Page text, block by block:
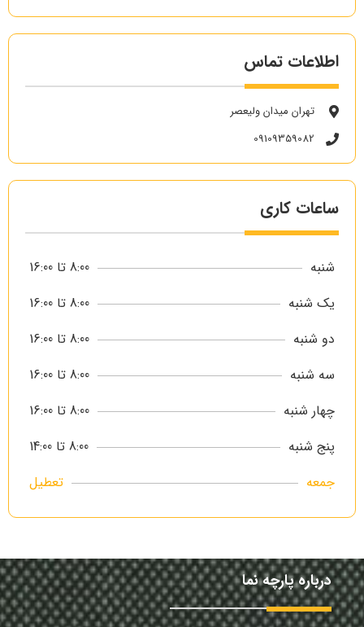
اطلاعات تماس
تهران میدان ولیعصر
09109359082
ساعات کاری
شنبه
8:00 تا 16:00
یک شنبه
8:00 تا 16:00
دو شنبه
8:00 تا 16:00
سه شنبه
8:00 تا 16:00
چهار شنبه
8:00 تا 16:00
پنج شنبه
8:00 تا 14:00
جمعه
تعطیل
درباره پارچه نما